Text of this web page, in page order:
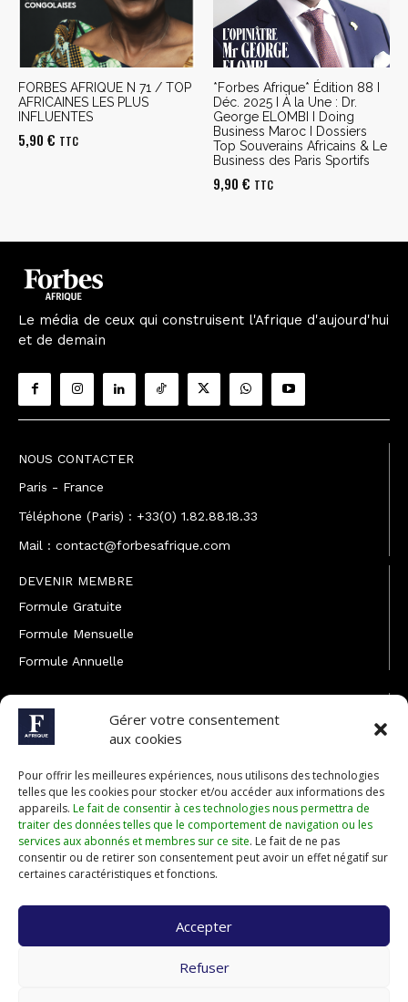
Gérer votre consentement
aux cookies
Pour offrir les meilleures expériences, nous utilisons des technologies
telles que les cookies pour stocker et/ou accéder aux informations des
appareils. Le fait de consentir à ces technologies nous permettra de
traiter des données telles que le comportement de navigation ou les
services aux abonnés et membres sur ce site. Le fait de ne pas
consentir ou de retirer son consentement peut avoir un effet négatif sur
certaines caractéristiques et fonctions.
Accepter
Refuser
FORBES AFRIQUE N 71 / TOP
AFRICAINES LES PLUS
INFLUENTES
5,90 € TTC
*Forbes Afrique* Édition 88 I
Déc. 2025 I À la Une : Dr.
George ELOMBI I Doing
Business Maroc I Dossiers
Top Souverains Africains & Le
Business des Paris Sportifs
9,90 € TTC
Le média de ceux qui construisent l'Afrique d'aujourd'hui
et de demain
NOUS CONTACTER
Paris - France
Téléphone (Paris) : +33(0) 1.82.88.18.33
Mail : contact@forbesafrique.com
DEVENIR MEMBRE
Formule Gratuite
Formule Mensuelle
Formule Annuelle
JOINDRE L'ÉQUIPE
Rédaction
Développement commercial
Communiquer avec Forbes Afrique
Média Kit 2026
Abonnez-vous à la newsletter de Forbes Afrique et recevez
régulièrement nos meilleurs articles